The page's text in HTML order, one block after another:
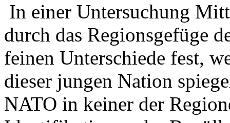
In einer Untersuchung
durch das Regionsgefüge
feinen Unterschiede fest,
dieser jungen Nation
NATO in keiner der